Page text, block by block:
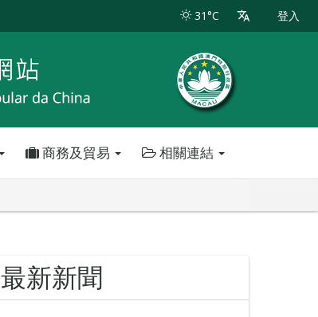
31°C 登入
商務及貿易 相關連結
最新新聞